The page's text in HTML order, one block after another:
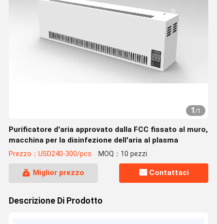
1/1
Purificatore d'aria approvato dalla FCC fissato al muro,
macchina per la disinfezione dell'aria al plasma
Prezzo：USD240-300/pcs MOQ：10 pezzi
Miglior prezzo Contattaci
Descrizione Di Prodotto